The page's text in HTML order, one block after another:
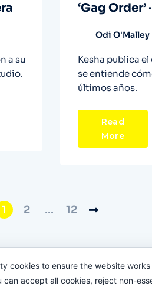
a su
‘Gag Order’
Odi O'Malley
Kesha publica
se entiende
últimos años.
Read
More
1 2 … 12
cookies to ensure the website
can accept all cookies, reject non-